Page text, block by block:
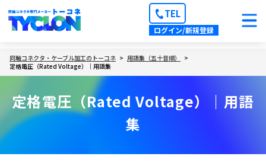
TEL
ログイン/新規登録
同軸コネクタ・ケーブル加工のトーコネ
用語集（五十音順）
定格電圧（Rated Voltage）｜用語集
定格電圧（Rated Voltage）｜用語
集